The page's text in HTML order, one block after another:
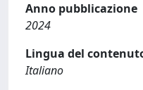
Anno pubblicazione
2024
Lingua del
Italiano